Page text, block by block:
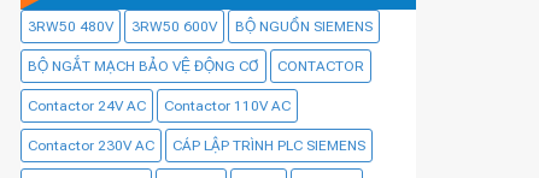
104.343.000 VNĐ.
3RW50 480V 3RW50 600V BỘ NGUỒN SIEMENS
BỘ NGẮT MẠCH BẢO VỆ ĐỘNG CƠ CONTACTOR
Contactor 24V AC Contactor 110V AC
Contactor 230V AC CÁP LẬP TRÌNH PLC SIEMENS